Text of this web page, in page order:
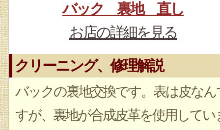
バック 裏地 直し
お店の詳細を見る
クリーニング、修理解説
バックの裏地交換です。表は皮なん
すが、裏地が合成皮革を使用してい